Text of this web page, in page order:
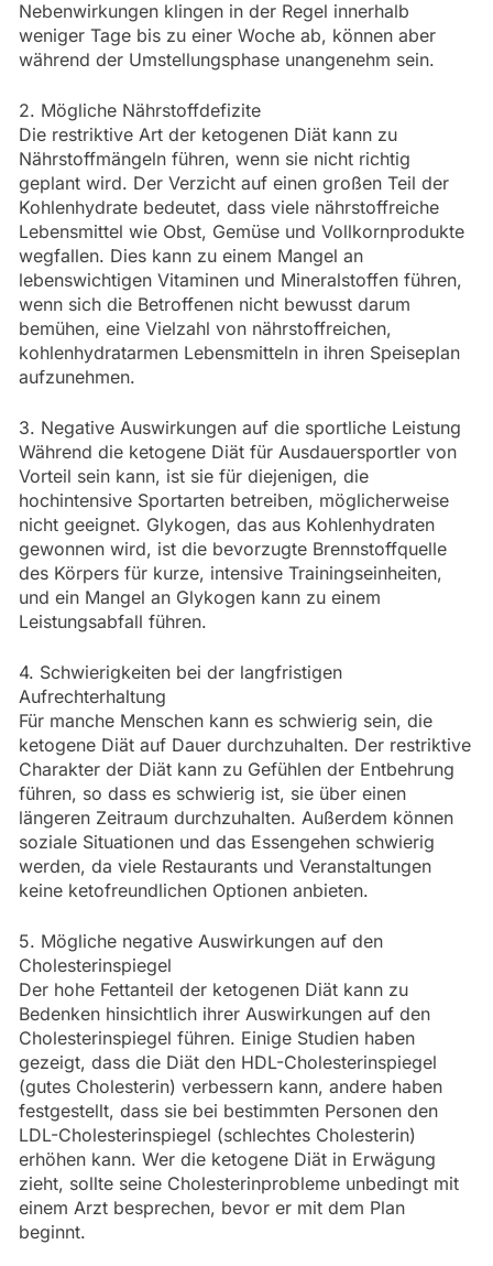
Nebenwirkungen klingen in der Regel innerhalb
weniger Tage bis zu einer Woche ab, können aber
während der Umstellungsphase unangenehm sein.
2. Mögliche Nährstoffdefizite
Die restriktive Art der ketogenen Diät kann zu
Nährstoffmängeln führen, wenn sie nicht richtig
geplant wird. Der Verzicht auf einen großen Teil der
Kohlenhydrate bedeutet, dass viele nährstoffreiche
Lebensmittel wie Obst, Gemüse und Vollkornprodukte
wegfallen. Dies kann zu einem Mangel an
lebenswichtigen Vitaminen und Mineralstoffen führen,
wenn sich die Betroffenen nicht bewusst darum
bemühen, eine Vielzahl von nährstoffreichen,
kohlenhydratarmen Lebensmitteln in ihren Speiseplan
aufzunehmen.
3. Negative Auswirkungen auf die sportliche Leistung
Während die ketogene Diät für Ausdauersportler von
Vorteil sein kann, ist sie für diejenigen, die
hochintensive Sportarten betreiben, möglicherweise
nicht geeignet. Glykogen, das aus Kohlenhydraten
gewonnen wird, ist die bevorzugte Brennstoffquelle
des Körpers für kurze, intensive Trainingseinheiten,
und ein Mangel an Glykogen kann zu einem
Leistungsabfall führen.
4. Schwierigkeiten bei der langfristigen
Aufrechterhaltung
Für manche Menschen kann es schwierig sein, die
ketogene Diät auf Dauer durchzuhalten. Der restriktive
Charakter der Diät kann zu Gefühlen der Entbehrung
führen, so dass es schwierig ist, sie über einen
längeren Zeitraum durchzuhalten. Außerdem können
soziale Situationen und das Essengehen schwierig
werden, da viele Restaurants und Veranstaltungen
keine ketofreundlichen Optionen anbieten.
5. Mögliche negative Auswirkungen auf den
Cholesterinspiegel
Der hohe Fettanteil der ketogenen Diät kann zu
Bedenken hinsichtlich ihrer Auswirkungen auf den
Cholesterinspiegel führen. Einige Studien haben
gezeigt, dass die Diät den HDL-Cholesterinspiegel
(gutes Cholesterin) verbessern kann, andere haben
festgestellt, dass sie bei bestimmten Personen den
LDL-Cholesterinspiegel (schlechtes Cholesterin)
erhöhen kann. Wer die ketogene Diät in Erwägung
zieht, sollte seine Cholesterinprobleme unbedingt mit
einem Arzt besprechen, bevor er mit dem Plan
beginnt.